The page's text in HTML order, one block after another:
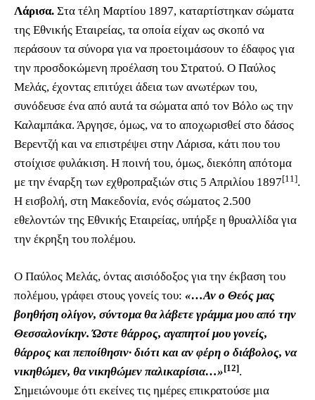
Λάρισα. Στα τέλη Μαρτίου 1897, καταρτίστηκαν σώματα
της Εθνικής Εταιρείας, τα οποία είχαν ως σκοπό να
περάσουν τα σύνορα για να προετοιμάσουν το έδαφος για
την προσδοκώμενη προέλαση του Στρατού. Ο Παύλος
Μελάς, έχοντας επιτύχει άδεια των ανωτέρων του,
συνόδευσε ένα από αυτά τα σώματα από τον Βόλο ως την
Καλαμπάκα. Άργησε, όμως, να το αποχωρισθεί στο δάσος
Βερεντζή και να επιστρέψει στην Λάρισα, κάτι που του
στοίχισε φυλάκιση. Η ποινή του, όμως, διεκόπη απότομα
με την έναρξη των εχθροπραξιών στις 5 Απριλίου 1897 [11].
Η εισβολή, στη Μακεδονία, ενός σώµατος 2.500
εθελοντών της Εθνικής Εταιρείας, υπήρξε η θρυαλλίδα για
την έκρηξη του πολέμου.
Ο Παύλος Μελάς, όντας αισιόδοξος για την έκβαση του
πολέμου, γράφει στους γονείς του: «…Αν ο Θεός μας
βοηθήση ολίγον, σύντομα θα λάβετε γράμμα μου από την
Θεσσαλονίκην. Ώστε θάρρος, αγαπητοί μου γονείς,
θάρρος και πεποίθησιν· διότι και αν φέρη ο διάβολος, να
νικηθώμεν, θα νικηθώμεν παλικαρίσια…» [12] .
Σημειώνουμε ότι εκείνες τις ημέρες επικρατούσε μια